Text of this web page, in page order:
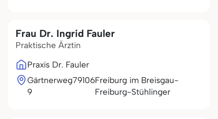
Frau Dr. Ingrid Fauler
Praktische Ärztin
Praxis Dr. Fauler
Gärtnerweg
9
79106Freiburg im Breisgau-
Freiburg-Stühlinger